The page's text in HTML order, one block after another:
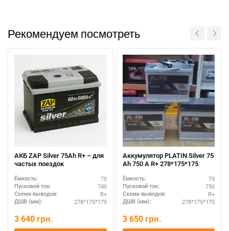
Рекомендуем посмотреть
АКБ ZAP Silver 75Ah R+ – для
частых поездок
Ёмкость: 75
Пусковой ток: 740
Схема выводов: R+
ДШВ (мм): 278*175*175
3 640 грн.
Аккумулятор PLATIN Silver 75
Ah 750 A R+ 278*175*175
Ёмкость: 75
Пусковой ток: 750
Схема выводов: R+
ДШВ (мм): 278*175*175
3 650 грн.